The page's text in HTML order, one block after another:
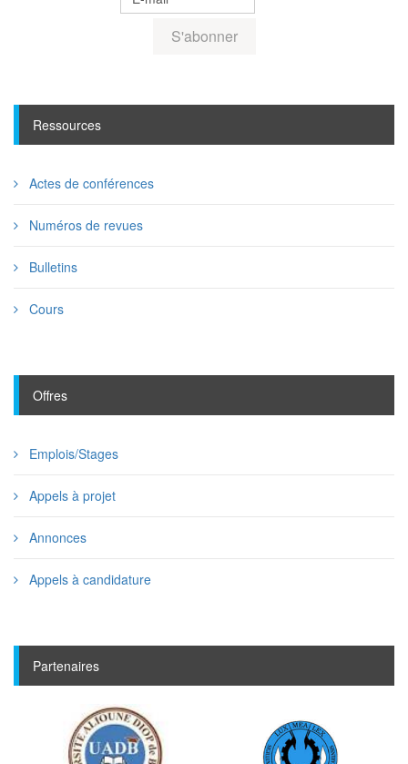
Ressources
Actes de conférences
Numéros de revues
Bulletins
Cours
Offres
Emplois/Stages
Appels à projet
Annonces
Appels à candidature
Partenaires